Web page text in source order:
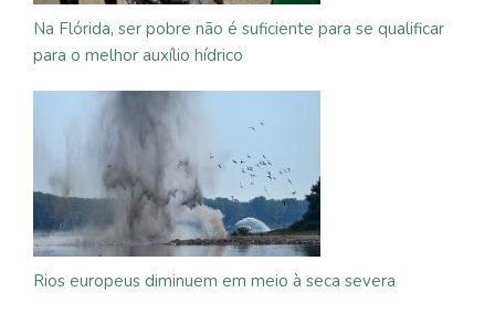
Na Flórida, ser pobre não é suficiente para se qualificar
para o melhor auxílio hídrico
Rios europeus diminuem em meio à seca severa